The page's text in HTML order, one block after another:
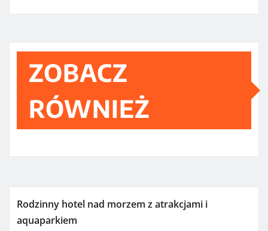
ZOBACZ
RÓWNIEŻ
Rodzinny hotel nad morzem z atrakcjami i
aquaparkiem